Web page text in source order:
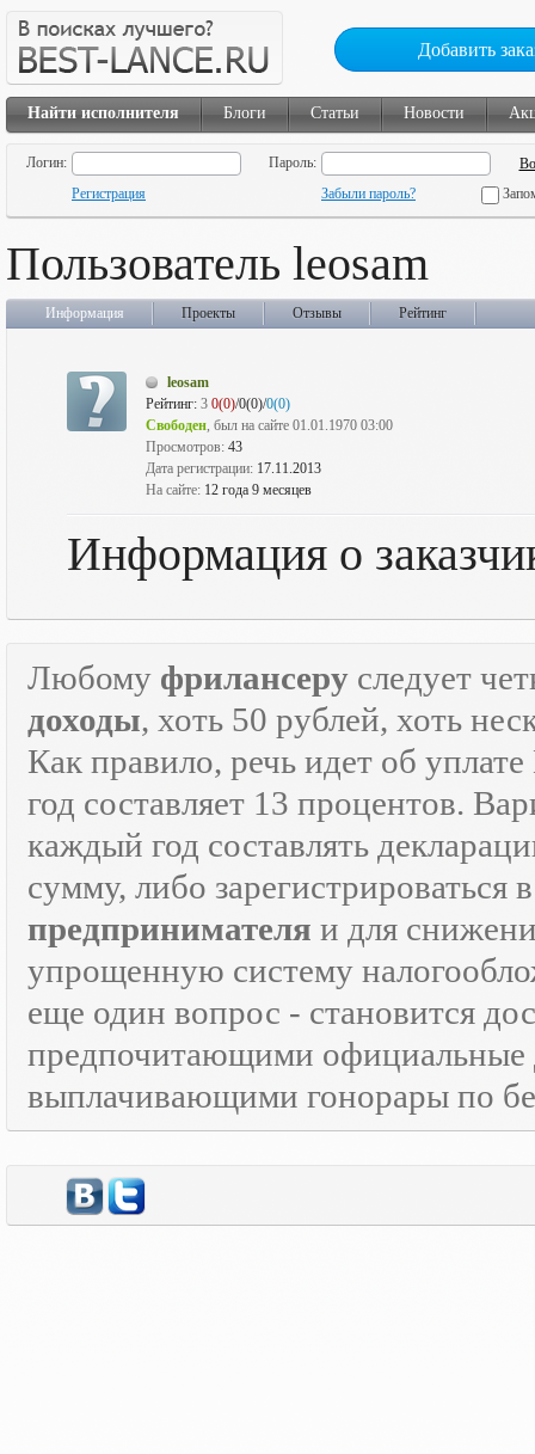
Добавить
Найти исполнителя Блоги Статьи Новости
Логин:
Пароль:
Регистрация
Забыли пароль?
Пользователь leosam
Информация Проекты Отзывы Рейтинг
leosam
Рейтинг: 3 0(0)/0(0)/0(0)
Свободен, был на сайте 01.01.1970 03:00
Просмотров: 43
Дата регистрации: 17.11.2013
На сайте: 12 года 9 месяцев
Информация о
Любому фрилансеру следует
доходы, хоть 50 рублей, хоть
Как правило, речь идет об
год составляет 13 процентов.
каждый год составлять
сумму, либо зарегистрироваться
предпринимателя и для
упрощенную систему
еще один вопрос - становится
предпочитающими официальные
выплачивающими гонорары по